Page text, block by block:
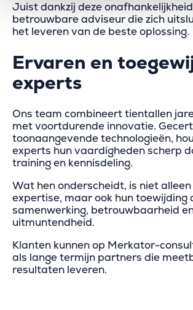
Juist dankzij deze
betrouwbare adviseur die zich
het leveren van de beste oplossing.
Ervaren en
experts
Ons team combineert tientallen
met voortdurende innovatie.
toonaangevende technologieën,
experts hun vaardigheden scherp
training en kennisdeling.
Wat hen onderscheidt, is niet
expertise, maar ook hun toewijding
samenwerking, betrouwbaarheid
uitmuntendheid.
Klanten kunnen op Merkator-
als lange termijn partners die
resultaten leveren.